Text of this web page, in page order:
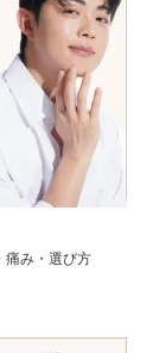
痛み・選び方